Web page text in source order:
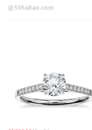
@55haitao.com